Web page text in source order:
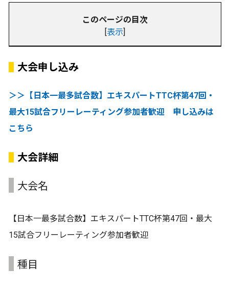
このページの目次
[表示]
大会申し込み
＞＞【日本一最多試合数】エキスパートTTC杯第47回・
最大15試合フリーレーティング参加者歓迎 申し込みは
こちら
大会詳細
大会名
【日本一最多試合数】エキスパートTTC杯第47回・最大
15試合フリーレーティング参加者歓迎
種目